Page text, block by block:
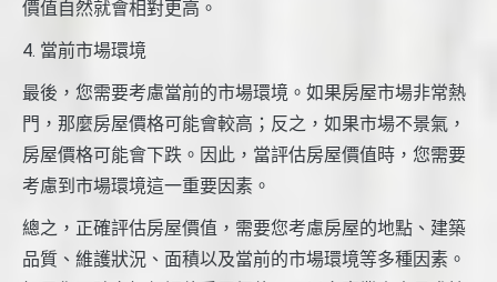
價值自然就會相對更高。
4. 當前市場環境
最後，您需要考慮當前的市場環境。如果房屋市場非常熱
門，那麼房屋價格可能會較高；反之，如果市場不景氣，
房屋價格可能會下跌。因此，當評估房屋價值時，您需要
考慮到市場環境這一重要因素。
總之，正確評估房屋價值，需要您考慮房屋的地點、建築
品質、維護狀況、面積以及當前的市場環境等多種因素。